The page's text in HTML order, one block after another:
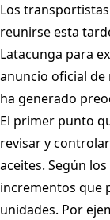
Los
reunirse esta
Latacunga para
anuncio oficial
ha generado
El primer punto
revisar y
aceites. Según
incrementos que
unidades. Por